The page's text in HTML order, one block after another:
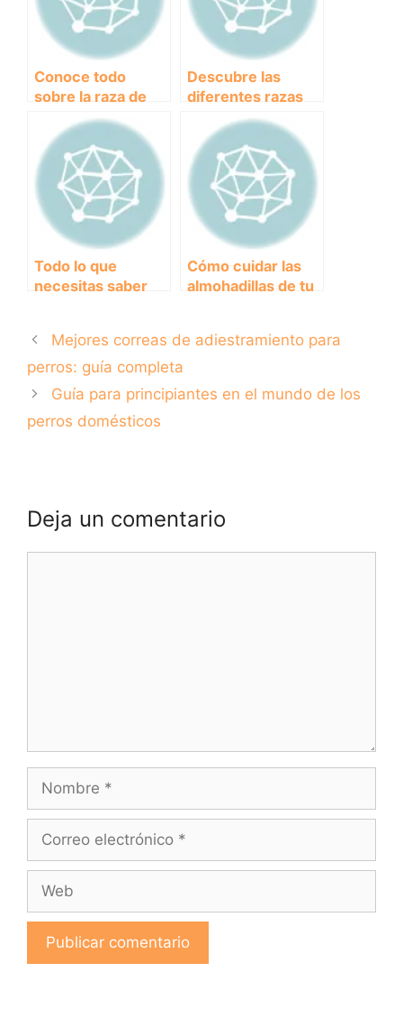
Conoce todo
sobre la raza de
perro Jack
Russell:
características,
cuidados y
curiosidades
Descubre las
diferentes razas
de perros grises:
características,
fotos y
curiosidades
Todo lo que
necesitas saber
características,
cuidados y
curiosidades
Cómo cuidar las
almohadillas de tu
mantener sus
Mejores correas de adiestramiento para
perros: guía completa
Guía para principiantes en el mundo de los
perros domésticos
Deja un comentario